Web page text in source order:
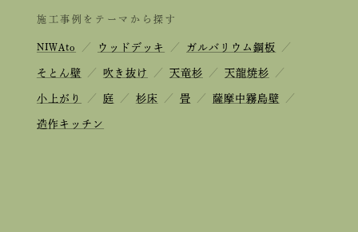
施工事例をテーマから探す
NIWAto ／ ウッドデッキ ／ ガルバリウム鋼板 ／
そとん壁 ／ 吹き抜け ／ 天竜杉 ／ 天龍焼杉 ／
小上がり ／ 庭 ／ 杉床 ／ 畳 ／ 薩摩中霧島壁 ／
造作キッチン